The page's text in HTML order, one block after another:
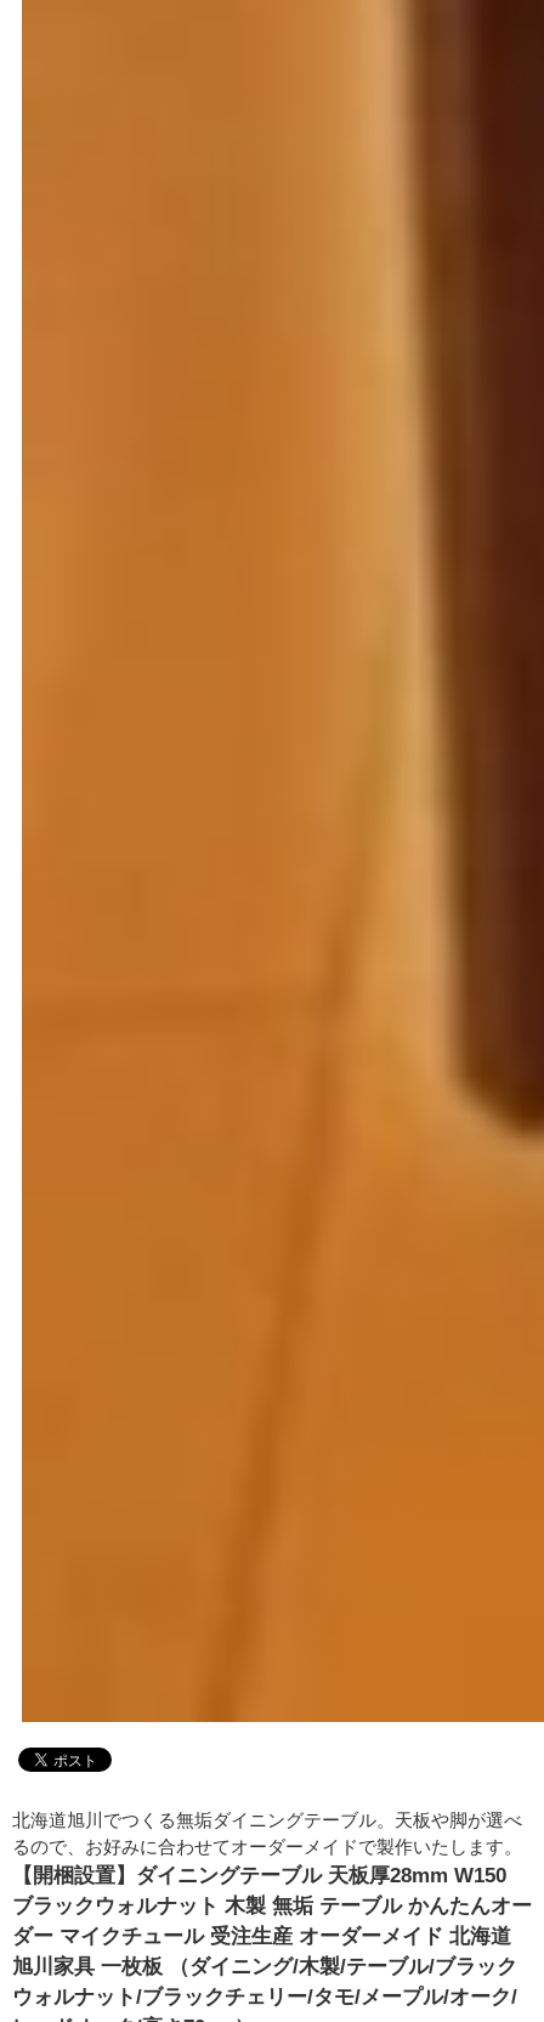
北海道旭川でつくる無垢ダイニングテーブル。天板や脚が選べ
るので、お好みに合わせてオーダーメイドで製作いたします。
【開梱設置】ダイニングテーブル 天板厚28mm W150
ブラックウォルナット 木製 無垢 テーブル かんたんオー
ダー マイクチュール 受注生産 オーダーメイド 北海道
旭川家具 一枚板 （ダイニング/木製/テーブル/ブラック
ウォルナット/ブラックチェリー/タモ/メープル/オーク/